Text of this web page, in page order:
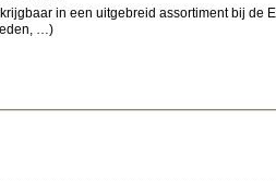
in een uitgebreid assortiment bij de
…)